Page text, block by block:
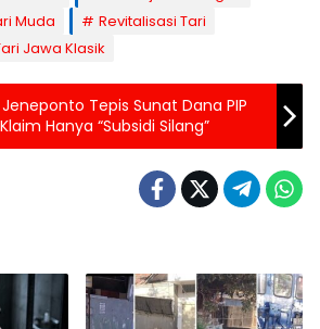
Muda
Revitalisasi Tari
Jawa Klasik
Tepis Sunat Dana PIP
Hanya “Subsidi Silang”